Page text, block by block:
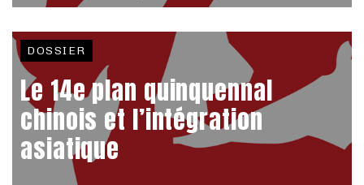
DOSSIER
Le 14e plan quinquennal
chinois et l’intégration
asiatique